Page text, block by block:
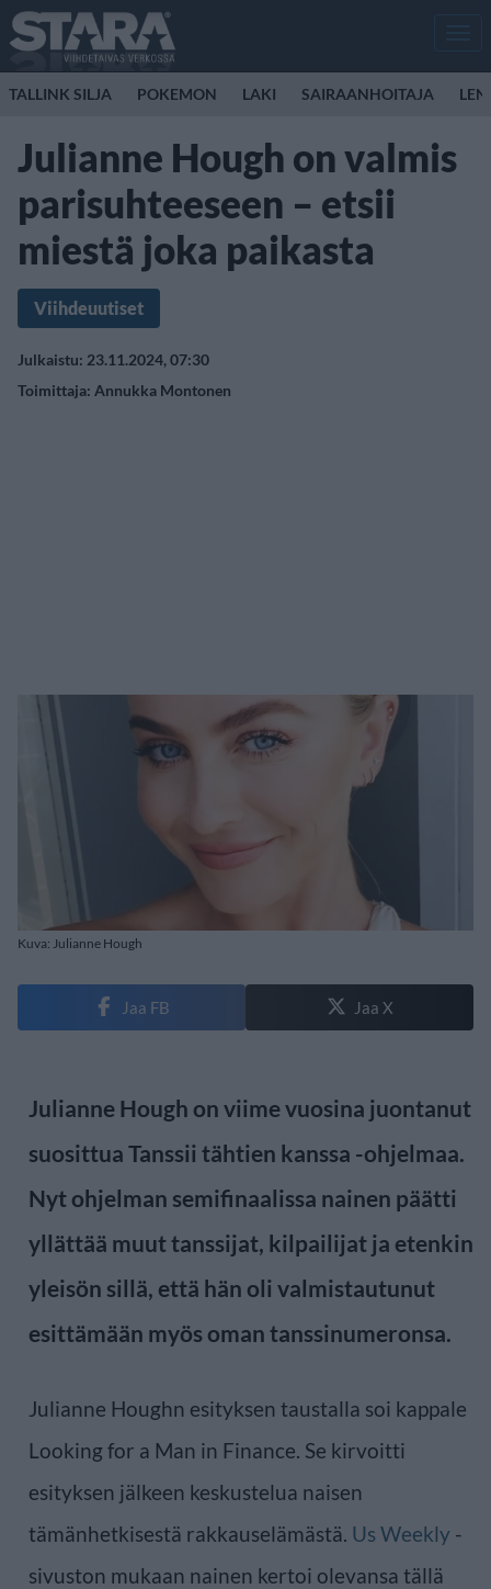
TALLINK SILJA POKEMON LAKI SAIRAANHOITAJA
Julianne Hough on valmis
parisuhteeseen – etsii
miestä joka paikasta
Viihdeuutiset
Julkaistu: 23.11.2024, 07:30
Toimittaja: Annukka Montonen
Kuva: Julianne Hough
Jaa FB Jaa X
Julianne Hough on viime vuosina juontanut
suosittua Tanssii tähtien kanssa -ohjelmaa.
Nyt ohjelman semifinaalissa nainen päätti
yllättää muut tanssijat, kilpailijat ja etenkin
yleisön sillä, että hän oli valmistautunut
esittämään myös oman tanssinumeronsa.
Julianne Houghn esityksen taustalla soi kappale
Looking for a Man in Finance. Se kirvoitti
esityksen jälkeen keskustelua naisen
tämänhetkisestä rakkauselämästä. Us Weekly -
sivuston mukaan nainen kertoi olevansa tällä